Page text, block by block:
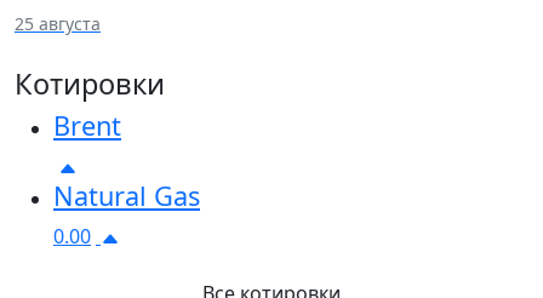
25 августа
Котировки
Brent
Natural Gas
0.00